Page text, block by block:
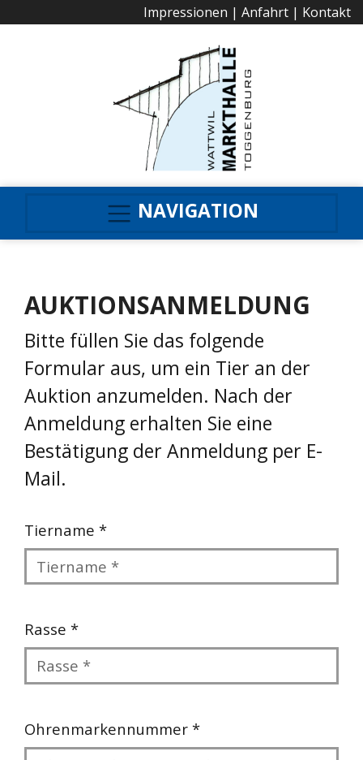
Impressionen | Anfahrt | Kontakt
NAVIGATION
AUKTIONSANMELDUNG
Bitte füllen Sie das folgende
Formular aus, um ein Tier an der
Auktion anzumelden. Nach der
Anmeldung erhalten Sie eine
Bestätigung der Anmeldung per E-
Mail.
Tiername *
Rasse *
Ohrenmarkennummer *